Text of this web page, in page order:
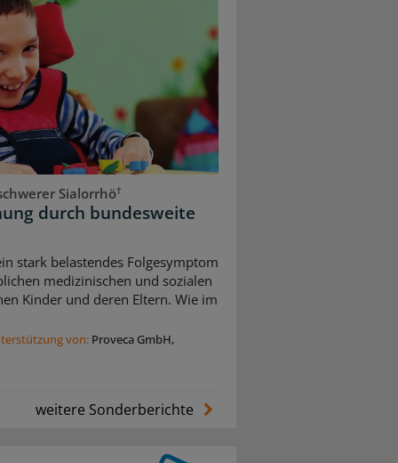
Sialorrhö†
durch bundesweite
stark belastendes Folgesymptom
medizinischen und sozialen
Kinder und deren Eltern. Wie im
von: Proveca GmbH,
weitere Sonderberichte